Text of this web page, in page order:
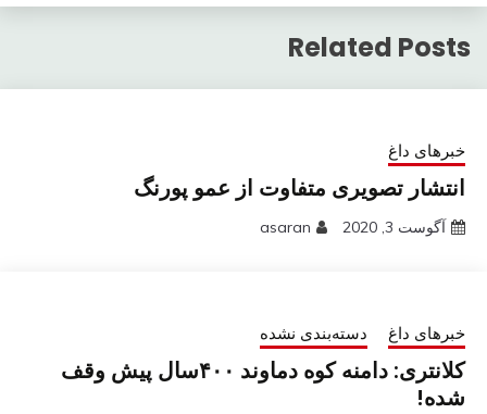
Related Posts
خبرهای داغ
انتشار تصویری متفاوت از عمو پورنگ
آگوست 3, 2020 asaran
خبرهای داغ دسته‌بندی نشده
کلانتری: دامنه کوه دماوند ۴۰۰سال پیش وقف
شده!